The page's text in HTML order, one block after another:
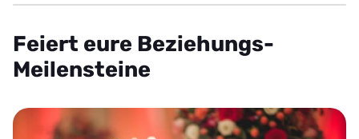
Feiert eure Beziehungs-
Meilensteine